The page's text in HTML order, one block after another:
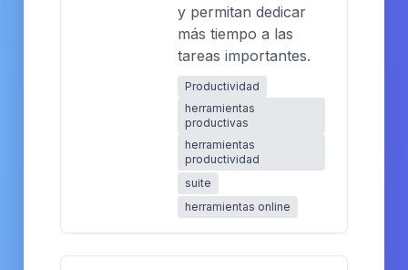
y permitan dedicar
más tiempo a las
tareas importantes.
Productividad
herramientas
productivas
herramientas
productividad
suite
herramientas online